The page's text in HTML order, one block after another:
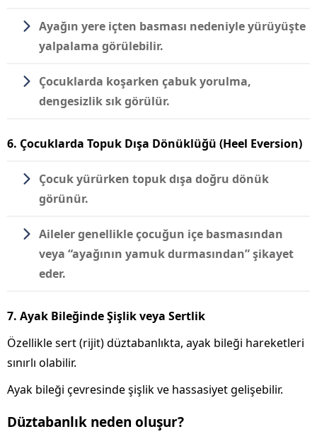
Ayağın yere içten basması nedeniyle yürüyüşte
yalpalama görülebilir.
Çocuklarda koşarken çabuk yorulma,
dengesizlik sık görülür.
6. Çocuklarda Topuk Dışa Dönüklüğü (Heel Eversion)
Çocuk yürürken topuk dışa doğru dönük
görünür.
Aileler genellikle çocuğun içe basmasından
veya “ayağının yamuk durmasından” şikayet
eder.
7. Ayak Bileğinde Şişlik veya Sertlik
Özellikle sert (rijit) düztabanlıkta, ayak bileği hareketleri
sınırlı olabilir.
Ayak bileği çevresinde şişlik ve hassasiyet gelişebilir.
Düztabanlık neden oluşur?